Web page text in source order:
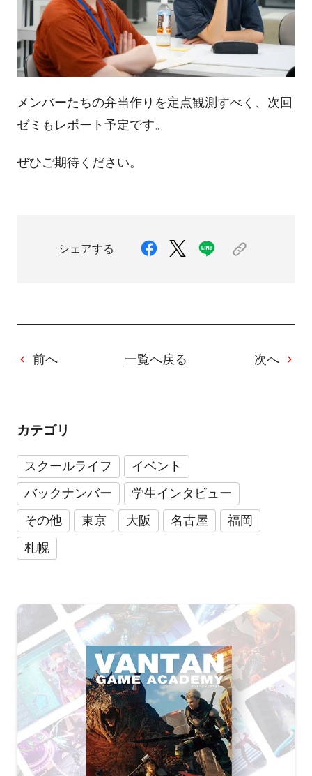
メンバーたちの弁当作りを定点観測すべく、次回
ゼミもレポート予定です。
ぜひご期待ください。
シェアする
前へ 一覧へ戻る 次へ
カテゴリ
スクールライフ
イベント
バックナンバー
学生インタビュー
その他
東京 大阪 名古屋
福岡
札幌